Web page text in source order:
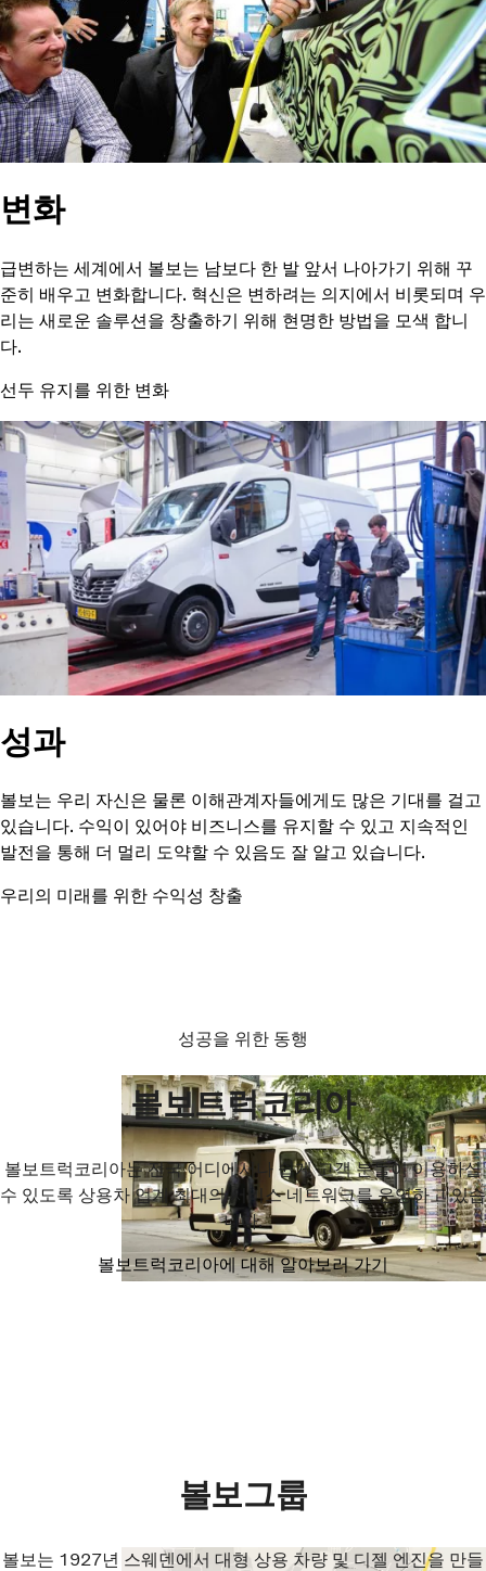
변화
급변하는 세계에서 볼보는 남보다 한 발 앞서 나아가기 위해 꾸
준히 배우고 변화합니다. 혁신은 변하려는 의지에서 비롯되며 우
리는 새로운 솔루션을 창출하기 위해 현명한 방법을 모색 합니
다.
선두 유지를 위한 변화
성과
볼보는 우리 자신은 물론 이해관계자들에게도 많은 기대를 걸고
있습니다. 수익이 있어야 비즈니스를 유지할 수 있고 지속적인
발전을 통해 더 멀리 도약할 수 있음도 잘 알고 있습니다.
우리의 미래를 위한 수익성 창출
성공을 위한 동행
볼보트럭코리아
볼보트럭코리아는 전국 어디에서나 쉽게 고객 분들이 이용하실
수 있도록 상용차 업계 최대의 서비스 네트워크를 운영하고 있습
니다.
볼보트럭코리아에 대해 알아보러 가기
볼보그룹
볼보는 1927년 스웨덴에서 대형 상용 차량 및 디젤 엔진을 만들